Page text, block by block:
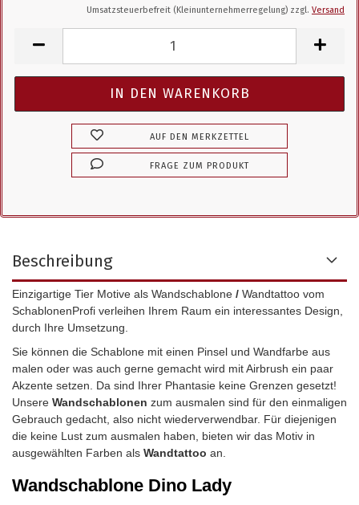
Umsatzsteuerbefreit (Kleinunternehmerregelung) zzgl. Versand
AUF DEN MERKZETTEL
FRAGE ZUM PRODUKT
Beschreibung
Einzigartige Tier Motive als Wandschablone / Wandtattoo vom
SchablonenProfi verleihen Ihrem Raum ein interessantes Design,
durch Ihre Umsetzung.
Sie können die Schablone mit einen Pinsel und Wandfarbe aus
malen oder was auch gerne gemacht wird mit Airbrush ein paar
Akzente setzen. Da sind Ihrer Phantasie keine Grenzen gesetzt!
Unsere Wandschablonen zum ausmalen sind für den einmaligen
Gebrauch gedacht, also nicht wiederverwendbar. Für diejenigen
die keine Lust zum ausmalen haben, bieten wir das Motiv in
ausgewählten Farben als Wandtattoo an.
Wandschablone Dino Lady